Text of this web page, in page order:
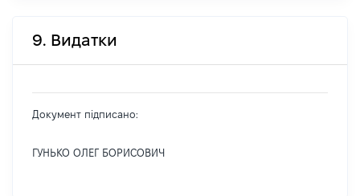
9. Видатки
Документ підписано:
ГУНЬКО ОЛЕГ БОРИСОВИЧ